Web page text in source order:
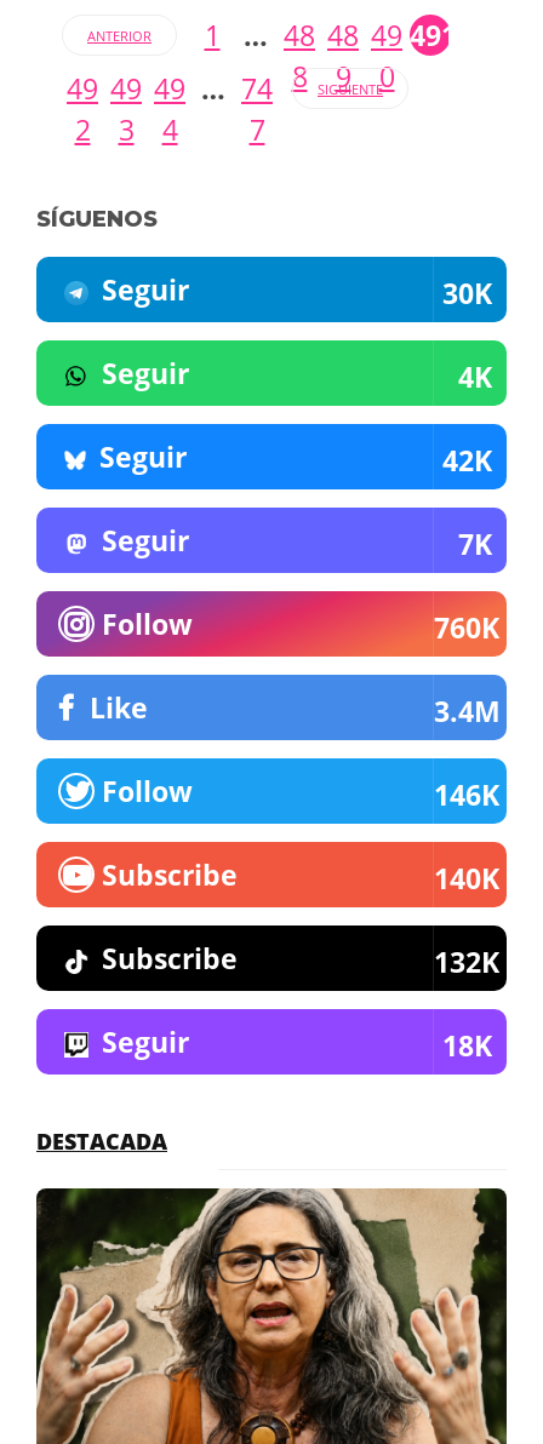
ANTERIOR 1 … 48
8
48
9
49
0
491
49
2
49
3
49
4
… 74
7
SIGUIENTE
SÍGUENOS
Seguir 30K
Seguir 4K
Seguir 42K
Seguir 7K
Follow 760K
Like 3.4M
Follow 146K
Subscribe 140K
Subscribe 132K
Seguir 18K
DESTACADA